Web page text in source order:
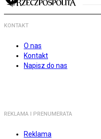
KONTAKT
O nas
Kontakt
Napisz do nas
REKLAMA I PRENUMERATA
Reklama